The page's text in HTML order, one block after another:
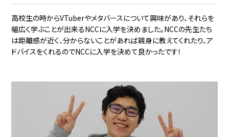
高校生の時からVTuberやメタバースについて興味があり、それらを
幅広く学ぶことが出来るNCCに入学を決めました。NCCの先生たち
は距離感が近く、分からないことがあれば親身に教えてくれたり、ア
ドバイスをくれるのでNCCに入学を決めて良かったです！